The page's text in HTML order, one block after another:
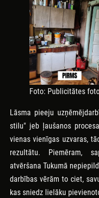
Foto: Publicitātes
Lāsma pieeju
stilu" jeb ļaušanos
vienas vienīgas uzvaras,
rezultātu. Piemēram,
atvēršana Tukumā
darbības vērām to ciet,
kas sniedz lielāku